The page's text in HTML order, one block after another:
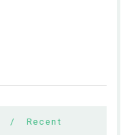
Recent